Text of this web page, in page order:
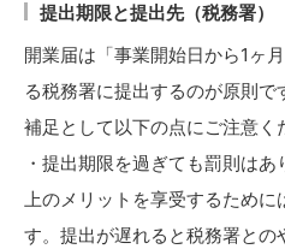
提出期限と提出先（税務署）
開業届は「事業開始日から1ヶ
る税務署に提出するのが原則で
補足として以下の点にご注意く
・提出期限を過ぎても罰則は
上のメリットを享受するために
す。提出が遅れると税務署と